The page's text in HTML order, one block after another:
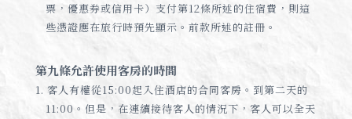
票，優惠券或信用卡）支付第12條所述的住宿費，則這
些憑證應在旅行時預先顯示。前款所述的註冊。
第九條允許使用客房的時間
1. 客人有權從15:00起入住酒店的合同客房。到第二天的
11:00。但是，在連續接待客人的情況下，客人可以全天